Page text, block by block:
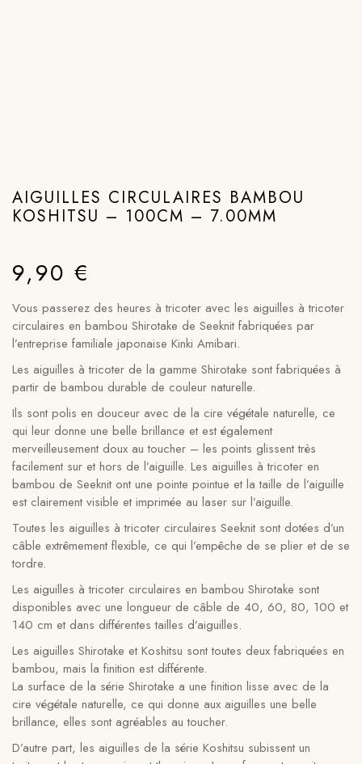
AIGUILLES CIRCULAIRES BAMBOU
KOSHITSU – 100CM – 7.00MM
9,90 €
Vous passerez des heures à tricoter avec les aiguilles à tricoter
circulaires en bambou Shirotake de Seeknit fabriquées par
l’entreprise familiale japonaise Kinki Amibari.
Les aiguilles à tricoter de la gamme Shirotake sont fabriquées à
partir de bambou durable de couleur naturelle.
Ils sont polis en douceur avec de la cire végétale naturelle, ce
qui leur donne une belle brillance et est également
merveilleusement doux au toucher – les points glissent très
facilement sur et hors de l’aiguille. Les aiguilles à tricoter en
bambou de Seeknit ont une pointe pointue et la taille de l’aiguille
est clairement visible et imprimée au laser sur l’aiguille.
Toutes les aiguilles à tricoter circulaires Seeknit sont dotées d’un
câble extrêmement flexible, ce qui l’empêche de se plier et de se
tordre.
Les aiguilles à tricoter circulaires en bambou Shirotake sont
disponibles avec une longueur de câble de 40, 60, 80, 100 et
140 cm et dans différentes tailles d’aiguilles.
Les aiguilles Shirotake et Koshitsu sont toutes deux fabriquées en
bambou, mais la finition est différente.
La surface de la série Shirotake a une finition lisse avec de la
cire végétale naturelle, ce qui donne aux aiguilles une belle
brillance, elles sont agréables au toucher.
D’autre part, les aiguilles de la série Koshitsu subissent un